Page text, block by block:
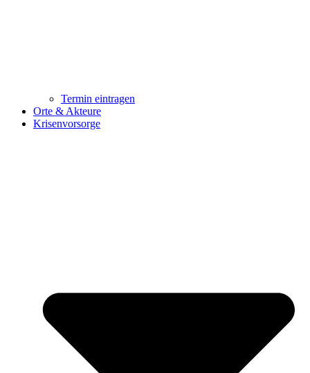
Termin eintragen
Orte & Akteure
Krisenvorsorge